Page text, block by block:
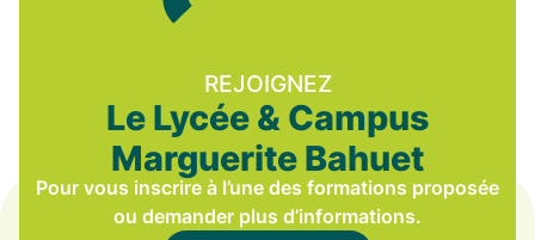
REJOIGNEZ
Le Lycée & Campus
Marguerite Bahuet
Pour vous inscrire à l’une des formations proposée
ou demander plus d’informations.